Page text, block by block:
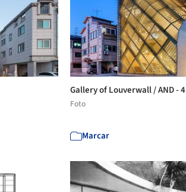
Gallery of Louverwall / AND - 4
Foto
Marcar